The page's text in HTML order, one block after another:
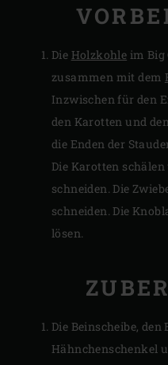
Die Holzkohle im Big
zusammen mit dem
Inzwischen für den
den Karotten und
die Enden der
Die Karotten
schneiden. Die
schneiden. Die
lösen.
Die Beinscheibe, den
Hähnchenschenkel